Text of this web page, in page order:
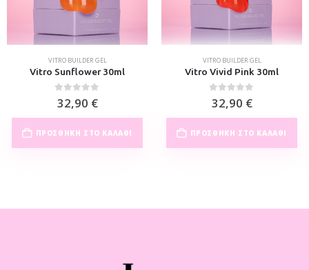
VITRO BUILDER GEL
Vitro Sunflower 30ml
0out of 5
32,90 €
ΠΡΟΣΘΉΚΗ ΣΤΟ ΚΑΛΆΘΙ
VITRO BUILDER GEL
Vitro Vivid Pink 30ml
0out of 5
32,90 €
ΠΡΟΣΘΉΚΗ ΣΤΟ ΚΑΛΆΘΙ